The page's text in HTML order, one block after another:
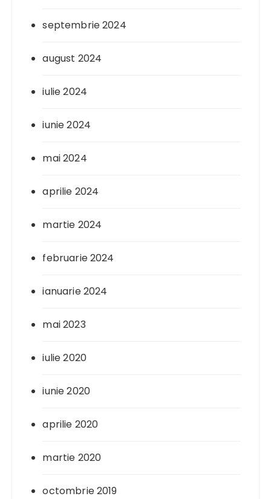
septembrie 2024
august 2024
iulie 2024
iunie 2024
mai 2024
aprilie 2024
martie 2024
februarie 2024
ianuarie 2024
mai 2023
iulie 2020
iunie 2020
aprilie 2020
martie 2020
octombrie 2019